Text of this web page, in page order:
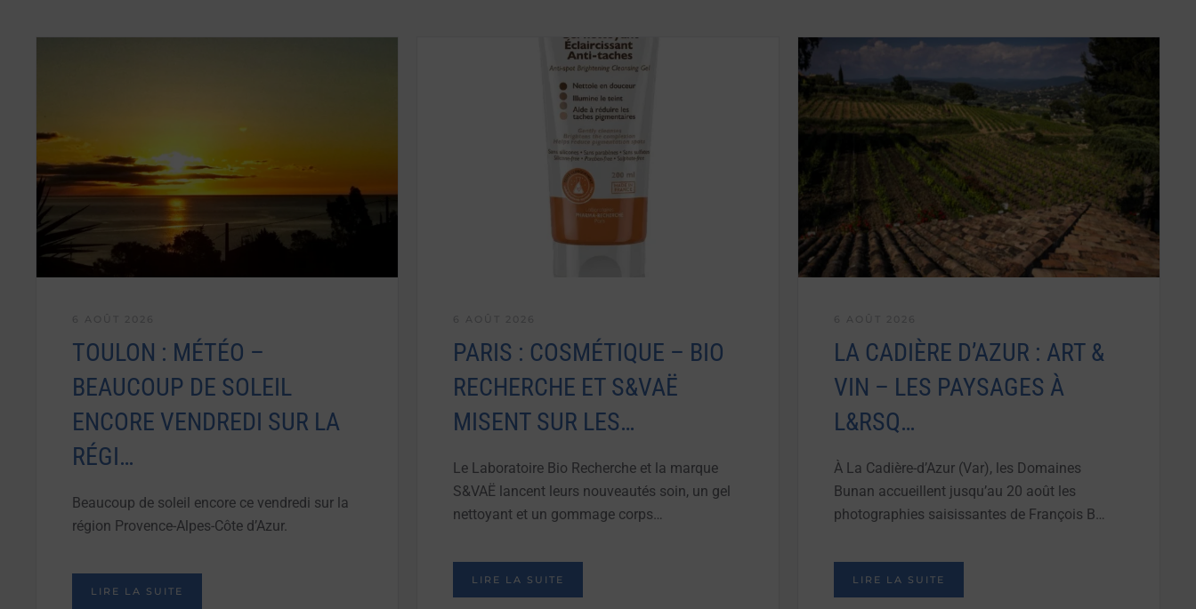
TOULON : MÉTÉO –
BEAUCOUP DE SOLEIL
ENCORE VENDREDI SUR LA
RÉGI…
Beaucoup de soleil encore ce vendredi sur la
région Provence-Alpes-Côte d’Azur.
LIRE LA SUITE
PARIS : COSMÉTIQUE – BIO
RECHERCHE ET S&VAË
MISENT SUR LES…
Le Laboratoire Bio Recherche et la marque
S&VAË lancent leurs nouveautés soin, un gel
nettoyant et un gommage corps…
LIRE LA SUITE
LA CADIÈRE D’AZUR : ART &
VIN – LES PAYSAGES À
L&RSQ…
À La Cadière-d’Azur (Var), les Domaines
Bunan accueillent jusqu’au 20 août les
photographies saisissantes de François B…
LIRE LA SUITE